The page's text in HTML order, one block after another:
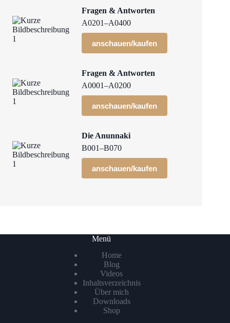
Fragen & Antworten
A0201–A0400
anschauen/kaufen
Fragen & Antworten
A0001–A0200
anschauen/kaufen
Die Anunnaki
B001–B070
anschauen/kaufen
Menü
Home
Blog
Videos
Inhaltsverzeichnis
Über mich
Downloads
Shop